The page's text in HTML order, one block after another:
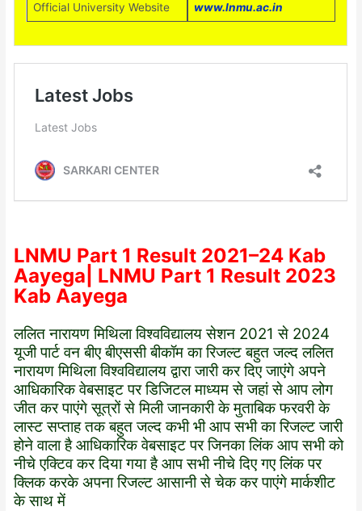
Official University Website www.lnmu.ac.in
LNMU Part 1 Result 2021–24 Kab
Aayega| LNMU Part 1 Result 2023
Kab Aayega
ललित नारायण मिथिला विश्वविद्यालय सेशन 2021 से 2024
यूजी पार्ट वन बीए बीएससी बीकॉम का रिजल्ट बहुत जल्द ललित
नारायण मिथिला विश्वविद्यालय द्वारा जारी कर दिए जाएंगे अपने
आधिकारिक वेबसाइटपरडिजिटल माध्यम से जहां से आप लोग
जीत कर पाएंगे सूत्रों से मिली जानकारी के मुताबिक फरवरी के
लास्ट सप्ताह तक बहुत जल्द कभी भीआपसभी का रिजल्ट जारी
होने वाला है आधिकारिक वेबसाइट पर जिनका लिंक आप सभी को
नीचे एक्टिव कर दिया गया है आप सभी नीचे दिए गए लिंक पर
क्लिक करके अपना रिजल्ट आसानी से चेक कर पाएंगे मार्कशीट
के साथ में